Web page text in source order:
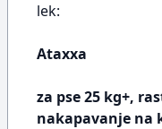
lek:
Ataxxa
za pse 25 kg+,
nakapavanje na